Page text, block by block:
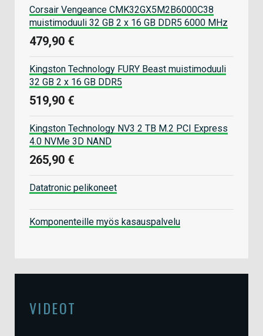
Corsair Vengeance CMK32GX5M2B6000C38
muistimoduuli 32 GB 2 x 16 GB DDR5 6000 MHz
479,90 €
Kingston Technology FURY Beast muistimoduuli
32 GB 2 x 16 GB DDR5
519,90 €
Kingston Technology NV3 2 TB M.2 PCI Express
4.0 NVMe 3D NAND
265,90 €
Datatronic pelikoneet
Komponenteille myös kasauspalvelu
VIDEOT